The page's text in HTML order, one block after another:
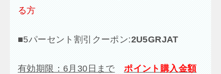
る方
■5パーセント割引クーポン:2U5GRJAT
有効期限：6月30日まで
ポイント購入金額